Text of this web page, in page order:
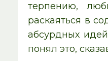
терпению,
раскаяться в
абсурдных
понял это,